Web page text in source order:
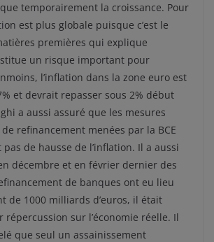
temporairement la croissance. Pour
est plus globale puisque c’est le
premières qui explique
un risque important pour
l’inflation dans la zone euro est
et devrait repasser sous 2% début
a aussi assuré que les mesures
refinancement menées par la BCE
pas de hausse de l’inflation. Il a aussi
décembre et en février dernier des
de banques ont eu lieu
de 1000 milliards d’euros, il était
répercussion sur l’économie réelle. Il
que seul un assainissement